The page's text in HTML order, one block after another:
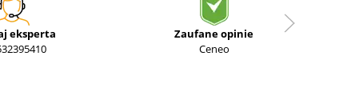
eksperta
Zaufane opinie
Ceneo